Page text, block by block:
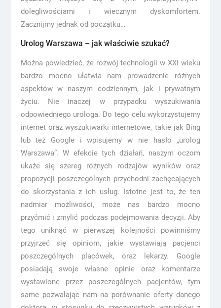
dolegliwościami i wiecznym dyskomfortem.
Zacznijmy jednak od początku…
Urolog Warszawa – jak właściwie szukać?
Można powiedzieć, że rozwój technologii w XXI wieku
bardzo mocno ułatwia nam prowadzenie różnych
aspektów w naszym codziennym, jak i prywatnym
życiu. Nie inaczej w przypadku wyszukiwania
odpowiedniego urologa. Do tego celu wykorzystujemy
internet oraz wyszukiwarki internetowe, takie jak Bing
lub też Google i wpisujemy w nie hasło „urolog
Warszawa”. W efekcie tych działań, naszym oczom
ukaże się szereg różnych rodzajów wyników oraz
propozycji poszczególnych przychodni zachęcających
do skorzystania z ich usług. Istotne jest to, że ten
nadmiar możliwości, może nas bardzo mocno
przyćmić i zmylić podczas podejmowania decyzji. Aby
tego uniknąć w pierwszej kolejności powinniśmy
przyjrzeć się opiniom, jakie wystawiają pacjenci
poszczególnych placówek, oraz lekarzy. Google
posiadają swoje własne opinie oraz komentarze
wystawione przez poszczególnych pacjentów, tym
same pozwalając nam na porównanie oferty danego